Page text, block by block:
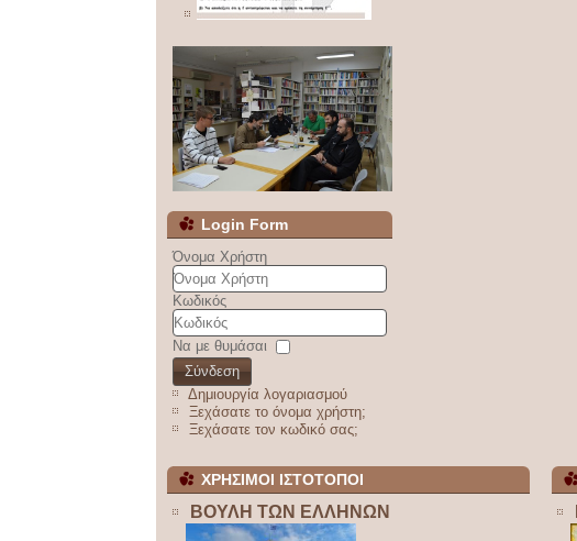
Login Form
Όνομα Χρήστη
Κωδικός
Να με θυμάσαι
Σύνδεση
Δημιουργία λογαριασμού
Ξεχάσατε το όνομα χρήστη;
Ξεχάσατε τον κωδικό σας;
ΧΡΗΣΙΜΟΙ ΙΣΤΟΤΟΠΟΙ
ΒΟΥΛΗ ΤΩΝ ΕΛΛΗΝΩΝ